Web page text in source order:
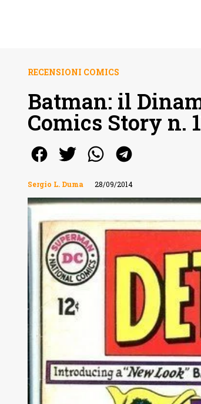
RECENSIONI COMICS
Batman: il
Comics Story n.
Sergio L. Duma 28/09/2014